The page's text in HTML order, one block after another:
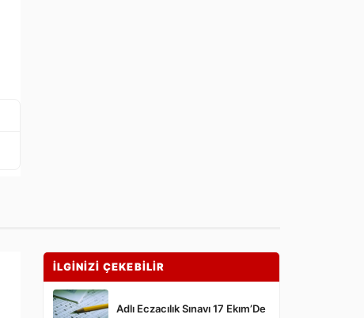
İLGİNİZİ ÇEKEBİLİR
Adlı Eczacılık Sınavı 17 Ekım’De